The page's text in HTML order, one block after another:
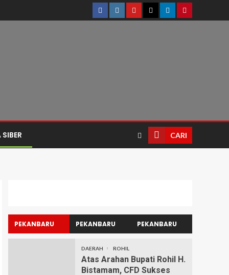
CARI
PEKANBARU PEKANBARU PEKANBARU
DAERAH ROHIL
Atas Arahan Bupati Rohil H.
Bistamam, CFD Sukses